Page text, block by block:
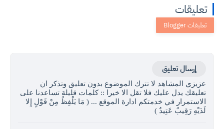
تعليقات
إرسال تعليق
عزيزي المشاهد لا تترك الموضوع بدون تعليق وتذكر ان
تعليقك يدل عليك فلا تقل الا خيرا :: كلمات قليلة تساعدنا على
الاستمرار في خدمتكم ادارة الموقع ... ( مَا يَلْفِظُ مِنْ قَوْلٍ إِلا
لَدَيْهِ رَقِيبٌ عَتِيدٌ )